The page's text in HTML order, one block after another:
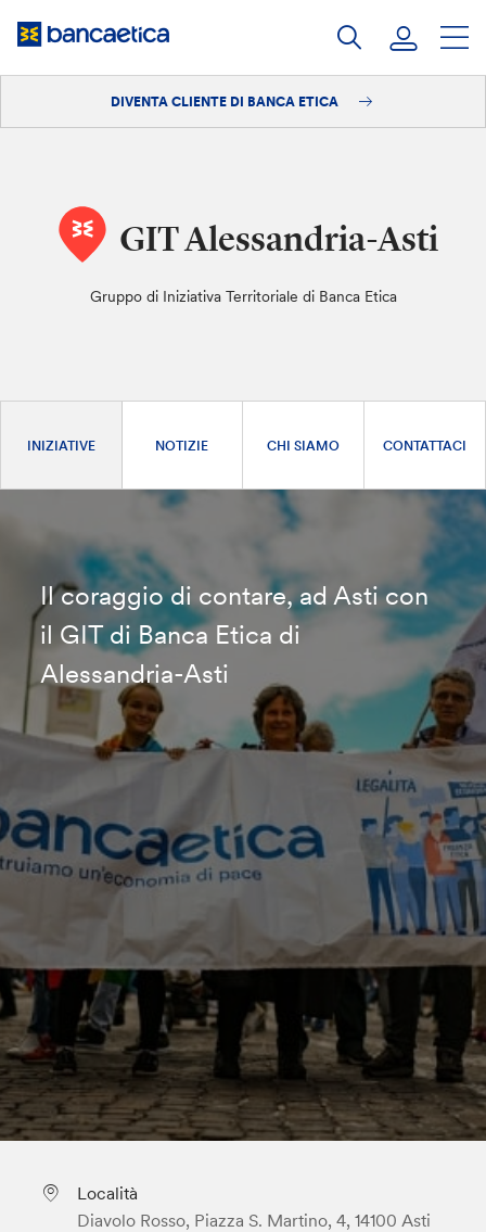
DIVENTA CLIENTE DI BANCA ETICA
GIT Alessandria-Asti
Gruppo di Iniziativa Territoriale di Banca Etica
INIZIATIVE NOTIZIE CHI SIAMO CONTATTACI
Il coraggio di contare, ad Asti con
il GIT di Banca Etica di
Alessandria-Asti
Località
Diavolo Rosso, Piazza S. Martino, 4, 14100 Asti